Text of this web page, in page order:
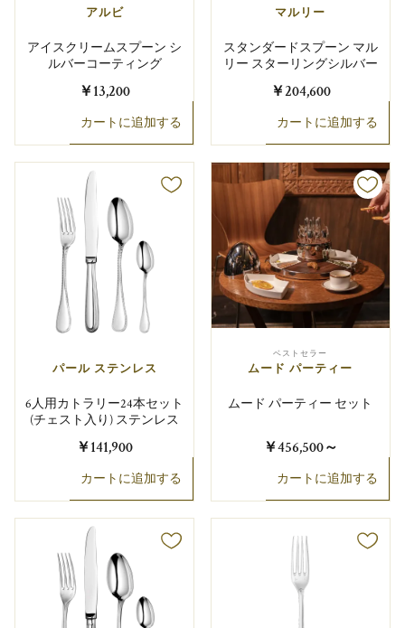
アルビ
アイスクリームスプーン シ
ルバーコーティング
￥13,200
カートに追加する
マルリー
スタンダードスプーン マル
リー スターリングシルバー
￥204,600
カートに追加する
パール ステンレス
6人用カトラリー24本セット
(チェスト入り) ステンレス
￥141,900
カートに追加する
ベストセラー
ムード パーティー
ムード パーティー セット
￥456,500～
カートに追加する